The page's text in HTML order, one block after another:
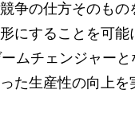
争の仕方そのも
にすることを可
ムチェンジャー
た生産性の向上を